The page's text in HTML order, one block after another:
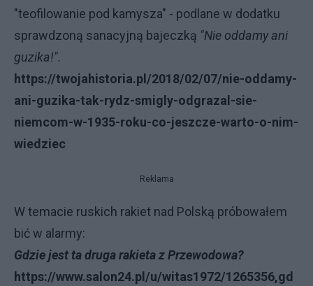
"teofilowanie pod kamysza" - podlane w dodatku
sprawdzoną sanacyjną bajeczką "Nie oddamy ani
guzika!".
https://twojahistoria.pl/2018/02/07/nie-oddamy-
ani-guzika-tak-rydz-smigly-odgrazal-sie-
niemcom-w-1935-roku-co-jeszcze-warto-o-nim-
wiedziec
Reklama
W temacie ruskich rakiet nad Polską próbowałem
bić w alarmy:
Gdzie jest ta druga rakieta z Przewodowa?
https://www.salon24.pl/u/witas1972/1265356,gd